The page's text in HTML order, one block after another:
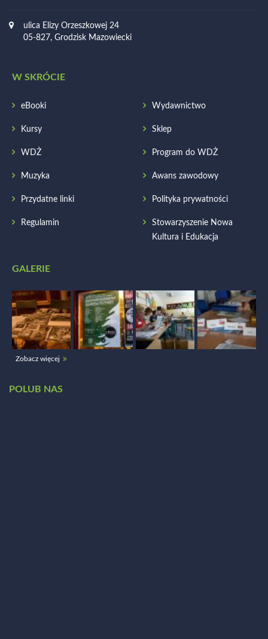
ulica Elizy Orzeszkowej 24
05-827, Grodzisk Mazowiecki
W SKRÓCIE
eBooki Wydawnictwo
Kursy Sklep
WDŻ Program do WDŻ
Muzyka Awans zawodowy
Przydatne linki Polityka prywatności
Regulamin
Stowarzyszenie Nowa
Kultura i Edukacja
GALERIE
Zobacz więcej
POLUB NAS